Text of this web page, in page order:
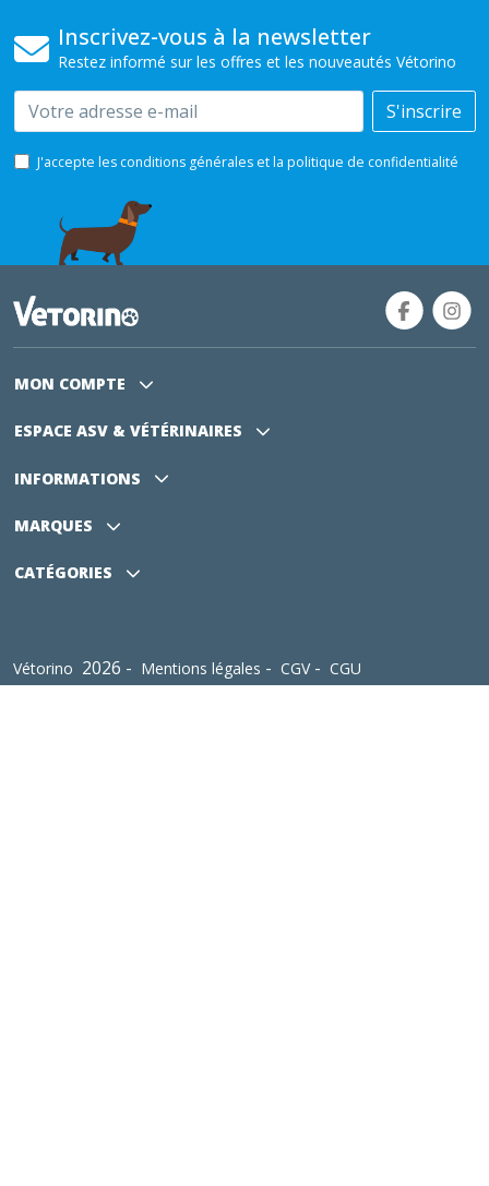
Inscrivez-vous à la newsletter
Restez informé sur les offres et les nouveautés Vétorino
Email S'inscrire
J'accepte les conditions générales et la politique de confidentialité
MON COMPTE
ESPACE ASV & VÉTÉRINAIRES
INFORMATIONS
MARQUES
CATÉGORIES
Vétorino 2026 - Mentions légales - CGV- CGU